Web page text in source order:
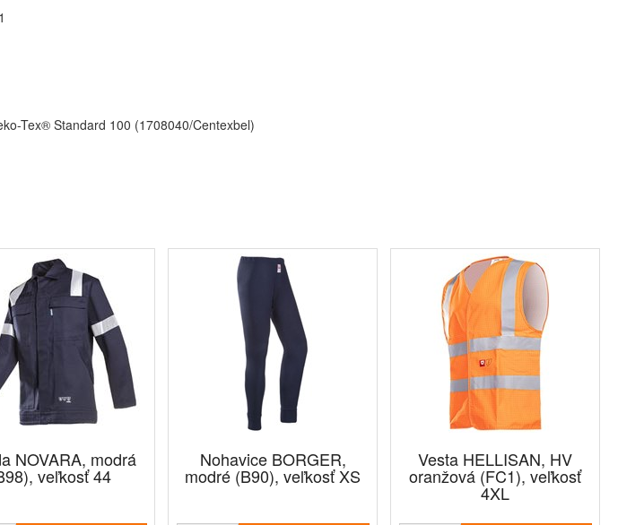
Tex® Standard 100 (1708040/Centexbel)
NOVARA, modrá
veľkosť 44
Nohavice BORGER,
modré (B90), veľkosť XS
Vesta HELLISAN, HV
oranžová (FC1), veľkosť
4XL